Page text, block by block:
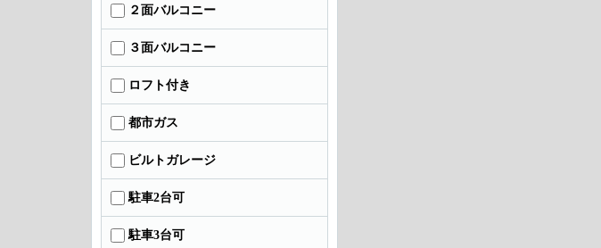
２面バルコニー
３面バルコニー
ロフト付き
都市ガス
ビルトガレージ
駐車2台可
駐車3台可